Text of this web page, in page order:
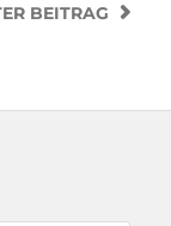
BEITRAG